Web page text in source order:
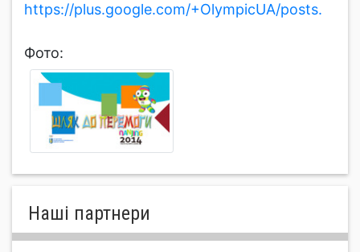
https://plus.google.com/+OlympicUA/posts.
Фото:
Нашi партнери